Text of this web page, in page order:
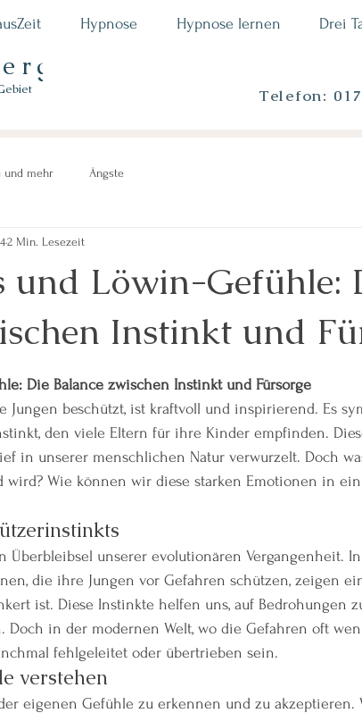
Hypnose Hypnose lernen Drei
Telefon:
und mehr Ängste
und Löwin-Gefühle:
Instinkt und
2 Min. Lesezeit
Die Balance zwischen Instinkt und Fürsorge
Jungen beschützt, ist kraftvoll und inspirierend. Es
den viele Eltern für ihre Kinder empfinden.
in unserer menschlichen Natur verwurzelt. Doch
Wie können wir diese starken Emotionen in ein
Überbleibsel unserer evolutionären Vergangenheit.
die ihre Jungen vor Gefahren schützen, zeigen
ist. Diese Instinkte helfen uns, auf Bedrohungen
Doch in der modernen Welt, wo die Gefahren oft
fehlgeleitet oder übertrieben sein.
verstehen
eigenen Gefühle zu erkennen und zu akzeptieren.